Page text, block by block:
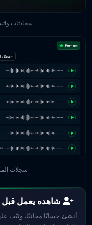
محادثات
سجلات
شاهده يعمل قبل
أنشئ حسابًا مجانيًا، وثبّت